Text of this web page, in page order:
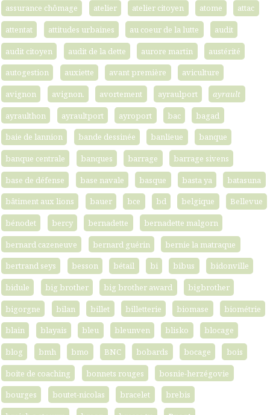
assurance chômage
atelier atelier citoyen atome
attac
attentat
attitudes urbaines au coeur de la lutte
audit
audit citoyen
audit de la dette aurore martin
austérité
autogestion
auxiette avant première
aviculture
avignon
avignon. avortement ayraulport
ayrault
ayraulthon
ayraultport ayroport bac
bagad
baie de lannion
bande dessinée banlieue
banque
banque centrale
banques barrage
barrage sivens
base de défense
base navale basque basta ya
batasuna
bâtiment aux lions
bauer bce bd belgique
Bellevue
bénodet
bercy bernadette
bernadette malgorn
bernard cazeneuve
bernard guérin
bernie la matraque
bertrand seys
besson bétail bi bibus
bidonville
bidule
big brother big brother award
bigbrother
bigorgne
bilan billet billetterie biomase
biométrie
blain
blayais bleu bleunven blisko
blocage
blog
bmh bmo BNC bobards bocage
bois
boite de coaching
bonnets rouges
bosnie-herzégovie
bourges
boutet-nicolas bracelet
brebis